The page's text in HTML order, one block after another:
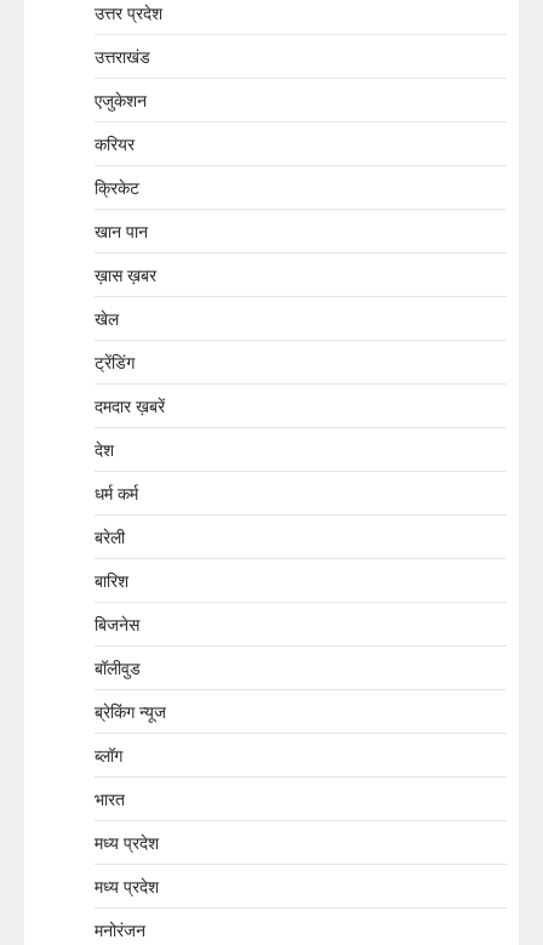
उत्तर प्रदेश
उत्तराखंड
एजुकेशन
करियर
क्रिकेट
खान पान
ख़ास ख़बर
खेल
ट्रेंडिंग
दमदार ख़बरें
देश
धर्म कर्म
बरेली
बारिश
बिजनेस
बॉलीवुड
ब्रेकिंग न्यूज
ब्लॉग
भारत
मध्य प्रदेश
मध्य प्रदेश
मनोरंजन